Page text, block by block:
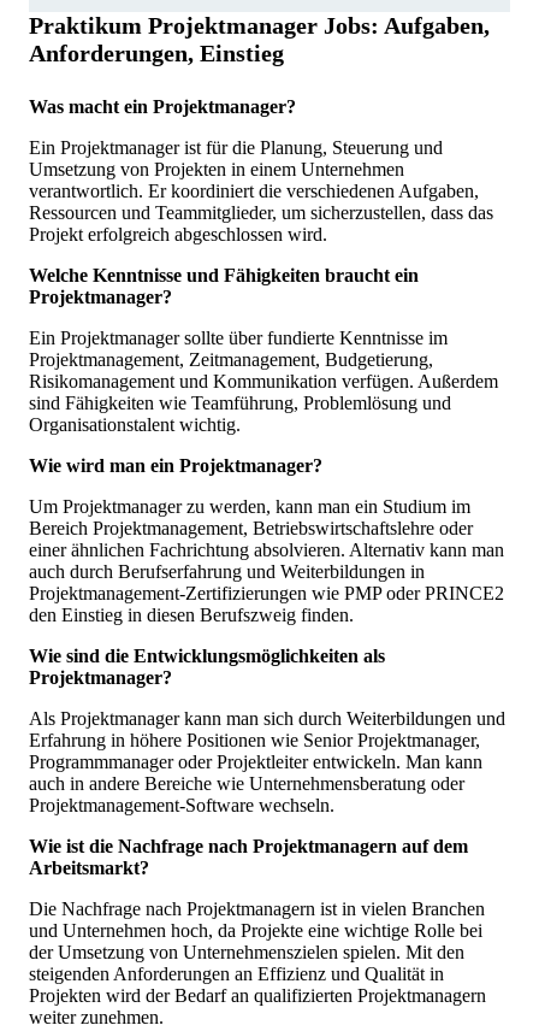
Praktikum Projektmanager Jobs: Aufgaben,
Anforderungen, Einstieg
Was macht ein Projektmanager?
Ein Projektmanager ist für die Planung, Steuerung und
Umsetzung von Projekten in einem Unternehmen
verantwortlich. Er koordiniert die verschiedenen Aufgaben,
Ressourcen und Teammitglieder, um sicherzustellen, dass das
Projekt erfolgreich abgeschlossen wird.
Welche Kenntnisse und Fähigkeiten braucht ein
Projektmanager?
Ein Projektmanager sollte über fundierte Kenntnisse im
Projektmanagement, Zeitmanagement, Budgetierung,
Risikomanagement und Kommunikation verfügen. Außerdem
sind Fähigkeiten wie Teamführung, Problemlösung und
Organisationstalent wichtig.
Wie wird man ein Projektmanager?
Um Projektmanager zu werden, kann man ein Studium im
Bereich Projektmanagement, Betriebswirtschaftslehre oder
einer ähnlichen Fachrichtung absolvieren. Alternativ kann man
auch durch Berufserfahrung und Weiterbildungen in
Projektmanagement-Zertifizierungen wie PMP oder PRINCE2
den Einstieg in diesen Berufszweig finden.
Wie sind die Entwicklungsmöglichkeiten als
Projektmanager?
Als Projektmanager kann man sich durch Weiterbildungen und
Erfahrung in höhere Positionen wie Senior Projektmanager,
Programmmanager oder Projektleiter entwickeln. Man kann
auch in andere Bereiche wie Unternehmensberatung oder
Projektmanagement-Software wechseln.
Wie ist die Nachfrage nach Projektmanagern auf dem
Arbeitsmarkt?
Die Nachfrage nach Projektmanagern ist in vielen Branchen
und Unternehmen hoch, da Projekte eine wichtige Rolle bei
der Umsetzung von Unternehmenszielen spielen. Mit den
steigenden Anforderungen an Effizienz und Qualität in
Projekten wird der Bedarf an qualifizierten Projektmanagern
weiter zunehmen.